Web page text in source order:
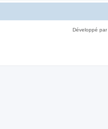
Développé par